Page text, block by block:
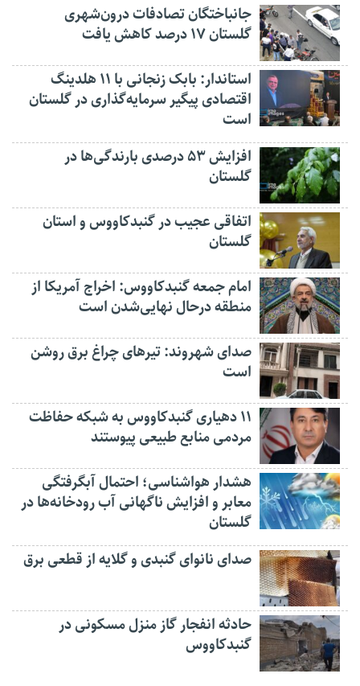
جانباختگان تصادفات درون‌شهری
گلستان ۱۷ درصد کاهش یافت
استاندار: بابک زنجانی با ۱۱ هلدینگ
اقتصادی پیگیر سرمایه‌گذاری در گلستان
است
افزایش ۵۳ درصدی بارندگی‌ها در
گلستان
اتفاقی عجیب در‌ گنبدکاووس و استان
گلستان
امام جمعه گنبدکاووس: اخراج آمریکا از
منطقه درحال نهایی‌شدن است
صدای شهروند: تیرهای چراغ برق روشن
است
۱۱ دهیاری گنبدکاووس به شبکه حفاظت
مردمی منابع طبیعی پیوستند
هشدار هواشناسی؛ احتمال آبگرفتگی
معابر و افزایش ناگهانی آب رودخانه‌ها در
گلستان
صدای نانوای گنبدی و گلایه از قطعی برق
حادثه انفجار گاز منزل مسکونی در
گنبدکاووس